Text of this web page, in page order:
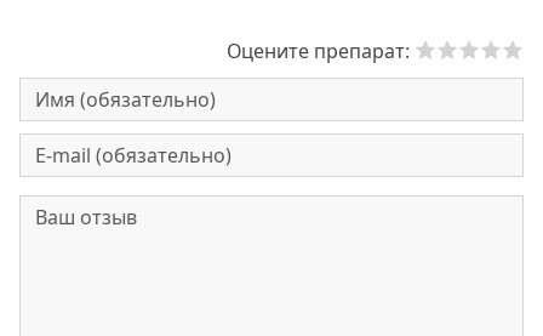
Оцените препарат: